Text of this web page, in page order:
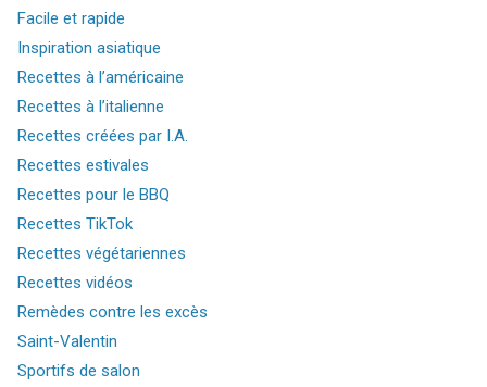
Facile et rapide
Inspiration asiatique
Recettes à l’américaine
Recettes à l’italienne
Recettes créées par I.A.
Recettes estivales
Recettes pour le BBQ
Recettes TikTok
Recettes végétariennes
Recettes vidéos
Remèdes contre les excès
Saint-Valentin
Sportifs de salon